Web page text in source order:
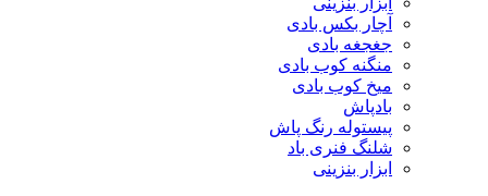
آچار بکس بادی
جغجغه بادی
منگنه کوب بادی
میخ کوب بادی
بادپاش
پیستوله رنگ پاش
شلنگ فنری باد
ابزار بنزینی